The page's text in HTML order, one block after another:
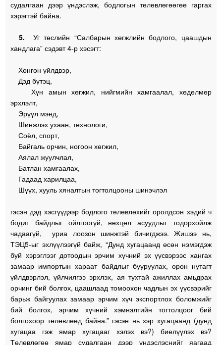
судалгаан дээр үндэслэж, бодлогын төлөвлөгөөгөө гаргах
хэрэгтэй байна.
5. Уг төслийн “Салбарын хөгжлийн бодлого, цаашдын
хандлага” сэдэвт 4-р хэсэгт:
Хөнгөн үйлдвэр,
Дэд бүтэц,
Хүн амын хөгжил, нийгмийн хамгаалал, хөдөлмөр
эрхлэлт,
Эрүүл мэнд,
Шинжлэх ухаан, технологи,
Соёл, спорт,
Байгаль орчин, ногоон хөгжил,
Аялал жуулчлал,
Батлан хамгаалах,
Гадаад харилцаа,
Шүүх, хууль хяналтын тогтолцооны шинэчлэл
гэсэн дэд хэсгүүдээр бодлого төлөвлөхийг оролдсон хэдий ч
бодит байдлыг ойлгоогүй, нөхцөл асуудлыг тодорхойлж
чадаагүй, уриа лоозон шинжтэй бичигджээ. Жишээ нь,
ТЭЦ5-ыг эхлүүлээгүй байж, “Дунд хугацаанд өсөн нэмэгдэж
буй хэрэглээг дотоодын эрчим хүчний эх үүсвэрээс хангах
замаар импортын хараат байдлыг бууруулах, орон нутагт
үйлдвэрлэл, үйлчилгээ эрхлэх, ая тухтай ажиллах амьдрах
орчинг бий болгох, цаашлаад томоохон чадлын эх үүсвэрийг
барьж байгуулах замаар эрчим хүч экспортлох боломжийг
бий болгох, эрчим хүчний хэмнэлтийн тогтолцоог бий
болгохоор төлөвлөөд байна.” гэсэн нь хэр хугацаанд (дунд
хугацаа гэж ямар хугацааг хэлэх вэ?) биелүүлэх вэ?
Төлөвлөгөө ямар судалгаан дээр үндэслэснийг яагаад